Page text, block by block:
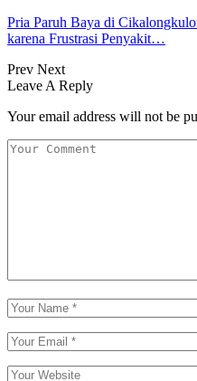
Pria Paruh Baya di
karena Frustrasi Penyakit…
Prev Next
Leave A Reply
Your email address will not be